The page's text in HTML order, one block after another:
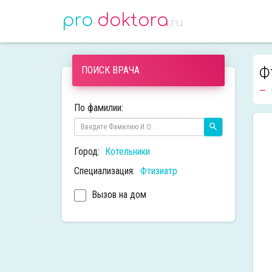
pro-doktora.ru
ПОИСК ВРАЧА
По фамилии:
Город: Котельники
Специализация: Фтизиатр
Вызов на дом